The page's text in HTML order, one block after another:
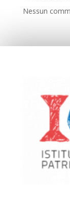
Nessun